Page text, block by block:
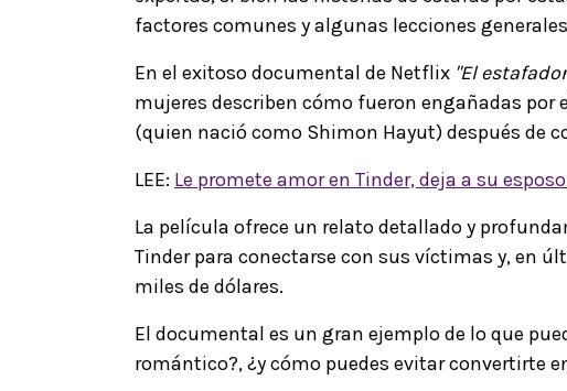
factores comunes y algunas lecciones
En el exitoso documental de Netflix "El
mujeres describen cómo fueron engañadas por
(quien nació como Shimon Hayut) después de
LEE: Le promete amor en Tinder, deja a su
La película ofrece un relato detallado y
Tinder para conectarse con sus víctimas y, en
miles de dólares.
El documental es un gran ejemplo de lo que
romántico?, ¿y cómo puedes evitar convertirte